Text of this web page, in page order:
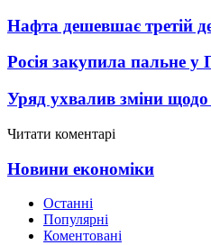
Нафта дешевшає третій
Росія закупила пальне у
Уряд ухвалив зміни щодо
Читати коментарі
Новини економіки
Останні
Популярні
Коментовані